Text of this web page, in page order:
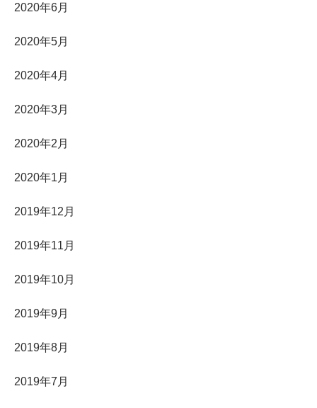
2020年6月
2020年5月
2020年4月
2020年3月
2020年2月
2020年1月
2019年12月
2019年11月
2019年10月
2019年9月
2019年8月
2019年7月